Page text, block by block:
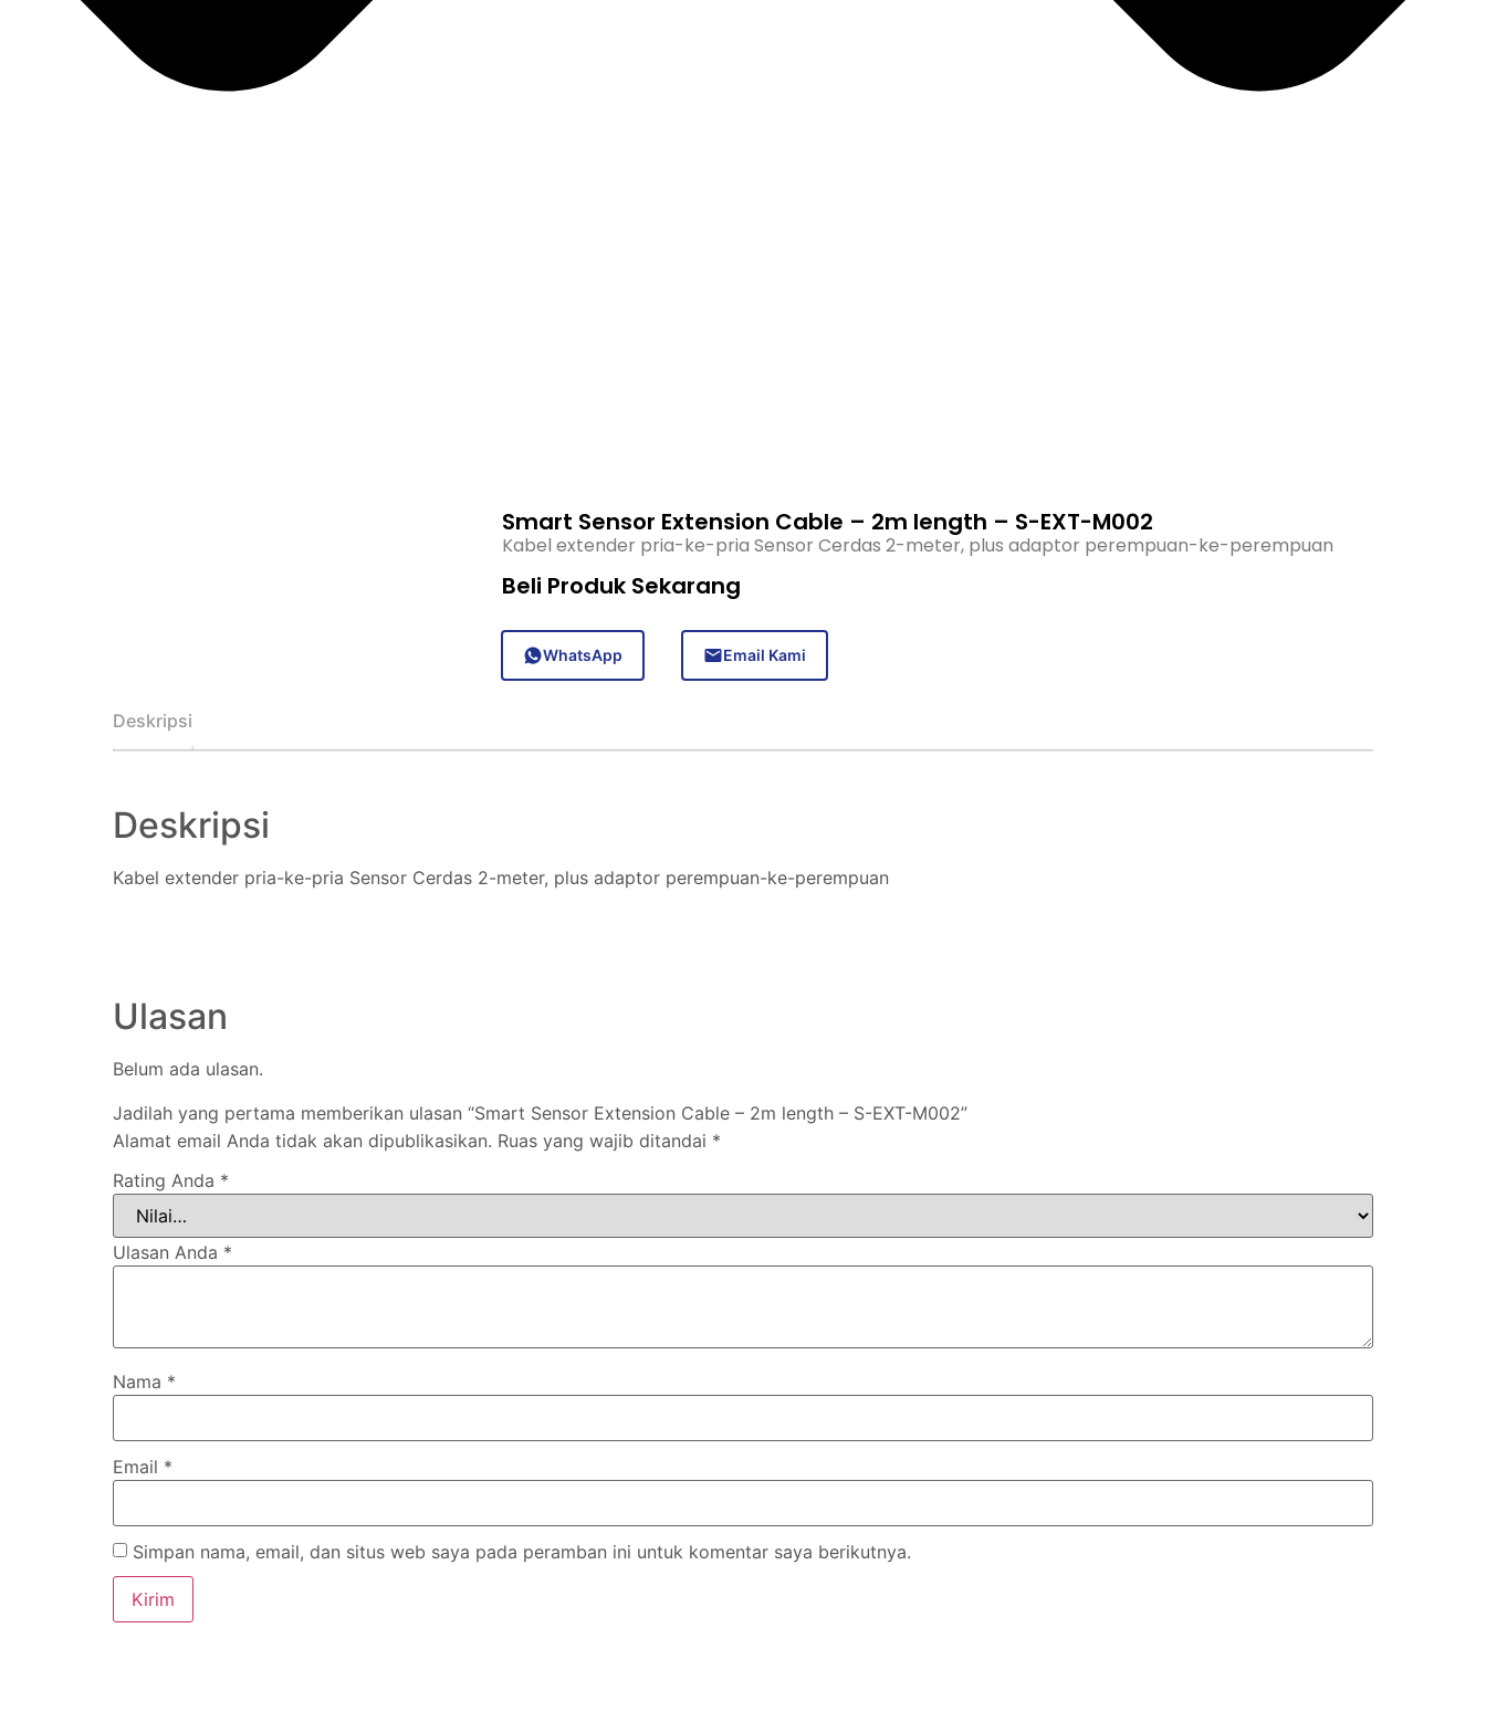
Smart Sensor Extension Cable – 2m length – S-EXT-M002
Kabel extender pria-ke-pria Sensor Cerdas 2-meter, plus adaptor perempuan-ke-perempuan
Beli Produk Sekarang
WhatsApp Email Kami
Deskripsi
Deskripsi
Kabel extender pria-ke-pria Sensor Cerdas 2-meter, plus adaptor perempuan-ke-perempuan
Ulasan
Belum ada ulasan.
Jadilah yang pertama memberikan ulasan “Smart Sensor Extension Cable – 2m length – S-EXT-M002”
Alamat email Anda tidak akan dipublikasikan. Ruas yang wajib ditandai *
Rating Anda *
Ulasan Anda *
Nama *
Email *
Simpan nama, email, dan situs web saya pada peramban ini untuk komentar saya berikutnya.